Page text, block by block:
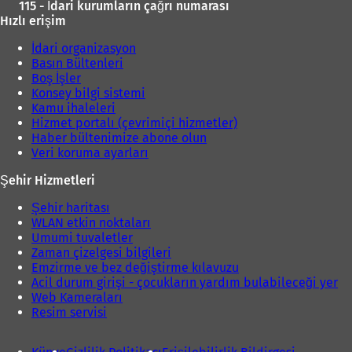
115 - İdari kurumların çağrı numarası
Hızlı erişim
İdari organizasyon
Basın Bültenleri
Boş İşler
Konsey bilgi sistemi
Kamu ihaleleri
Hizmet portalı (çevrimiçi hizmetler)
Haber bültenimize abone olun
Veri koruma ayarları
Şehir Hizmetleri
Şehir haritası
WLAN etkin noktaları
Umumi tuvaletler
Zaman çizelgesi bilgileri
Emzirme ve bez değiştirme kılavuzu
Acil durum girişi - çocukların yardım bulabileceği yer
Web Kameraları
Resim servisi